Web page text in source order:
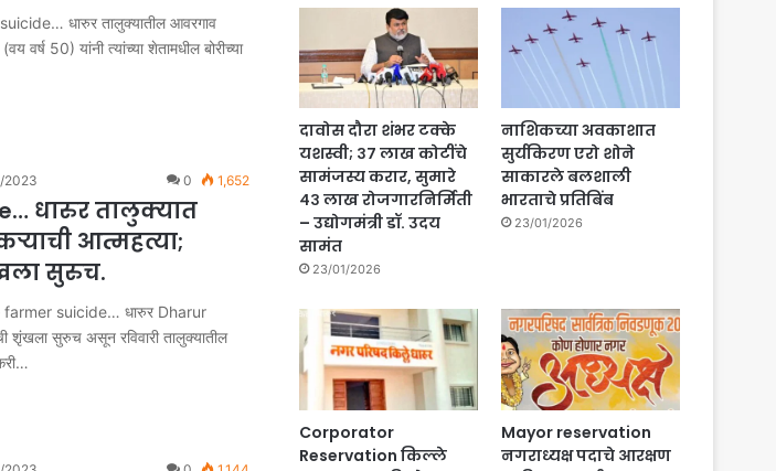
suicide… धारुर तालुक्यातील आवरगाव
वर्ष 50) यांनी त्यांच्या शेतामधील बोरीच्या
2023 0 1,652
धारुर तालुक्यात
आत्महत्या;
सुरुच.
– farmer suicide… धारुर Dharur
शृंखला सुरुच असून रविवारी तालुक्यातील
दावोस दौरा शंभर टक्के
यशस्वी; ३७ लाख कोटींचे
सामंजस्य करार, सुमारे
४३ लाख रोजगारनिर्मिती
– उद्योगमंत्री डॉ. उदय
सामंत
23/01/2026
नाशिकच्या अवकाशात
सुर्यकिरण एरो शोने
साकारले बलशाली
भारताचे प्रतिबिंब
23/01/2026
Corporator
Reservation किल्ले
Mayor reservation
नगराध्यक्ष पदाचे आरक्षण